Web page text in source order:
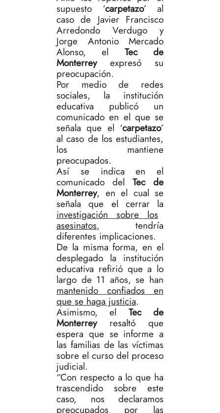
supuesto ‘carpetazo’ al
caso de Javier Francisco
Arredondo Verdugo y
Jorge Antonio Mercado
Alonso, el Tec de
Monterreyexpresó su
preocupación.
Por medio de redes
sociales, la institución
educativa publicó un
comunicado en el que se
señala que el ‘carpetazo’
al caso de los estudiantes,
los mantiene
preocupados.
Así se indica en el
comunicado del Tec de
Monterrey, en el cual se
señala que el cerrar la
investigación sobre los
asesinatos, tendría
diferentes implicaciones.
De la misma forma, en el
desplegado la institución
educativa refirió que a lo
largo de 11 años, se han
mantenido confiados en
que se haga justicia.
Asimismo, el Tec de
Monterreyresaltó que
espera que se informe a
las familias de las víctimas
sobre el curso del proceso
judicial.
“Con respecto a lo que ha
trascendido sobre este
caso, nos declaramos
preocupados por las